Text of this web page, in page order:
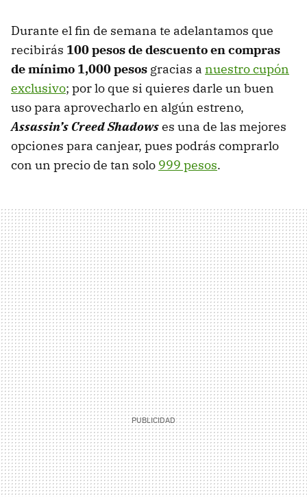
Durante el fin de semana te adelantamos que
recibirás 100 pesos de descuento en compras
de mínimo 1,000 pesos gracias a nuestro cupón
exclusivo; por lo que si quieres darle un buen
uso para aprovecharlo en algún estreno,
Assassin’s Creed Shadowses una de las mejores
opciones para canjear, pues podrás comprarlo
con un precio de tan solo 999 pesos.